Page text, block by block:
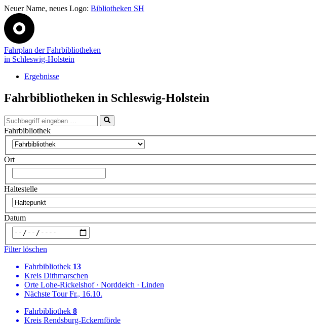
Neuer Name, neues Logo: Bibliotheken SH
Fahrplan der Fahrbibliotheken
in Schleswig-Holstein
Ergebnisse
Fahrbibliotheken in Schleswig-Holstein
Fahrbibliothek
Ort
Haltestelle
Datum
Filter löschen
Fahrbibliothek 13
Kreis Dithmarschen
Orte Lohe-Rickelshof· Norddeich · Linden
Nächste TourFr., 16.10.
Fahrbibliothek 8
Kreis Rendsburg-Eckernförde